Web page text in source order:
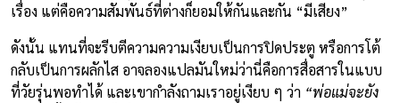
เรื่อง แต่คือความสัมพันธ์ที่ต่างก็ยอมให้กันและกัน “มีเสียง”
ดังนั้น แทนที่จะรีบตีความความเงียบเป็นการปิดประตู หรือการโต้
กลับเป็นการผลักไส อาจลองแปลมันใหม่ว่านี่คือการสื่อสารในแบบ
ที่วัยรุ่นพอทำได้ และเขากำลังถามเราอยู่เงียบ ๆ ว่า “พ่อแม่จะยัง